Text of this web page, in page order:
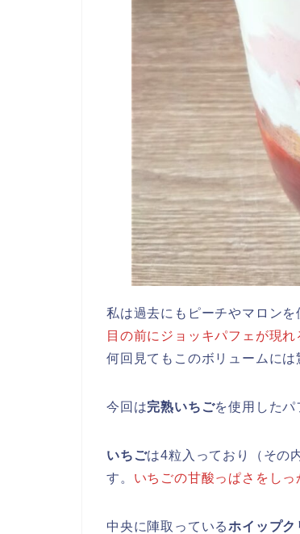
私は過去にもピーチやマロン
目の前にジョッキパフェが現
何回見てもこのボリュームには
今回は完熟いちごを使用したパ
いちごは4粒入っており（その
す。 いちごの甘酸っぱさをし
中央に陣取っているホイップク